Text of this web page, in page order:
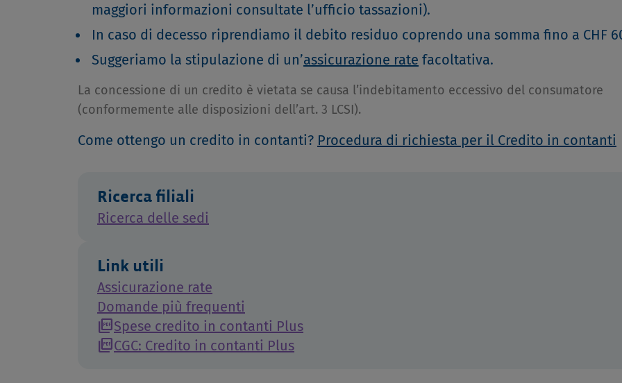
maggiori informazioni consultate l’ufficio tassazioni).
In caso di decesso riprendiamo il debito residuo coprendo una somma fino a CHF
Suggeriamo la stipulazione di un’assicurazione rate facoltativa.
La concessione di un credito è vietata se causa l’indebitamento eccessivo del consumatore
(conformemente alle disposizioni dell’art. 3 LCSI).
Come ottengo un credito in contanti? Procedura di richiesta per il Credito in contanti
Ricerca filiali
Ricerca delle sedi
Link utili
Assicurazione rate
Domande più frequenti
picture_as_pdfSpese credito in contanti Plus
picture_as_pdfCGC: Credito in contanti Plus